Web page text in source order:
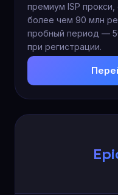
премиум ISP
более чем 90 млн
пробный период —
при регистрации.